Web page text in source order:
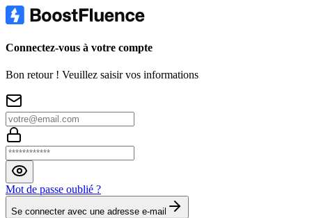
Connectez-vous à votre compte
Bon retour ! Veuillez saisir vos informations
Mot de passe oublié ?
Se connecter avec une adresse e-mail